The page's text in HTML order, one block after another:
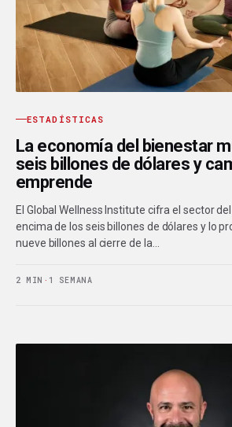
ESTADÍSTICAS
La economía del bienestar
seis billones de dólares y
emprende
El Global Wellness Institute cifra el sector
encima de los seis billones de dólares y lo
nueve billones al cierre de la…
2 MIN · 1 SEMANA